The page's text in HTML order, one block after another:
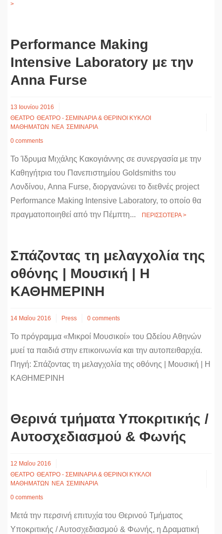
>
Performance Making
Intensive Laboratory με την
Anna Furse
13 Ιουνίου 2016
ΘΕΑΤΡΟ ΘΕΑΤΡΟ - ΣΕΜΙΝΑΡΙΑ & ΘΕΡΙΝΟΙ ΚΥΚΛΟΙ
ΜΑΘΗΜΑΤΩΝ
ΝΕΑ ΣΕΜΙΝΑΡΙΑ
0 comments
Το Ίδρυμα Μιχάλης Κακογιάννης σε συνεργασία με την
Kαθηγήτρια του Πανεπιστημίου Goldsmiths του
Λονδίνου, Anna Furse, διοργανώνει το διεθνές project
Performance Making Intensive Laboratory, το οποίο θα
πραγματοποιηθεί από την Πέμπτη...
ΠΕΡΙΣΣΟΤΕΡΑ >
Σπάζοντας τη μελαγχολία της
οθόνης | Μουσική | Η
ΚΑΘΗΜΕΡΙΝΗ
14 Μαΐου 2016 Press 0 comments
Το πρόγραμμα «Μικροί Μουσικοί» του Ωδείου Αθηνών
μυεί τα παιδιά στην επικοινωνία και την αυτοπειθαρχία.
Πηγή: Σπάζοντας τη μελαγχολία της οθόνης | Μουσική | Η
ΚΑΘΗΜΕΡΙΝΗ
Θερινά τμήματα Υποκριτικής /
Αυτοσχεδιασμού & Φωνής
12 Μαΐου 2016
ΘΕΑΤΡΟ ΘΕΑΤΡΟ - ΣΕΜΙΝΑΡΙΑ & ΘΕΡΙΝΟΙ ΚΥΚΛΟΙ
ΜΑΘΗΜΑΤΩΝ
ΝΕΑ ΣΕΜΙΝΑΡΙΑ
0 comments
Μετά την περσινή επιτυχία του Θερινού Τμήματος
Υποκριτικής / Αυτοσχεδιασμού & Φωνής, η Δραματική